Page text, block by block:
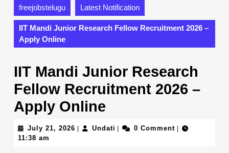
freejobstelugu Latest Notification
IIT Mandi Junior Research Fellow Recruitment 2026 –
Apply Online
IIT Mandi Junior Research
Fellow Recruitment 2026 –
Apply Online
July 21, 2026 July Undati Undati0 Comment
11:38 am